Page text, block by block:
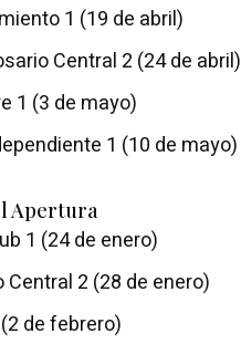
1 (19 de abril)
Central 2 (24 de abril)
1 (3 de mayo)
1 (10 de mayo)
Apertura
1 (24 de enero)
Central 2 (28 de enero)
de febrero)